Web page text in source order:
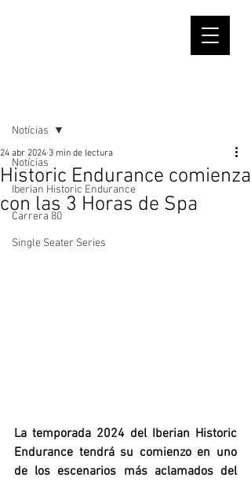
Notícias
Iberian Historic Endurance
Carrera 80
Single Seater Series
Notícias
Historic Endurance comienza
con las 3 Horas de Spa
24 abr 2024 3 min de lectura
La temporada 2024 del Iberian Historic
Endurance tendrá su comienzo en uno
de los escenarios más aclamados del